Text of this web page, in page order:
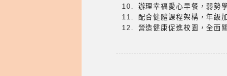
10. 辦理幸福愛心早餐，弱勢
11. 配合健體課程架構，年級
12. 營造健康促進校園，全面